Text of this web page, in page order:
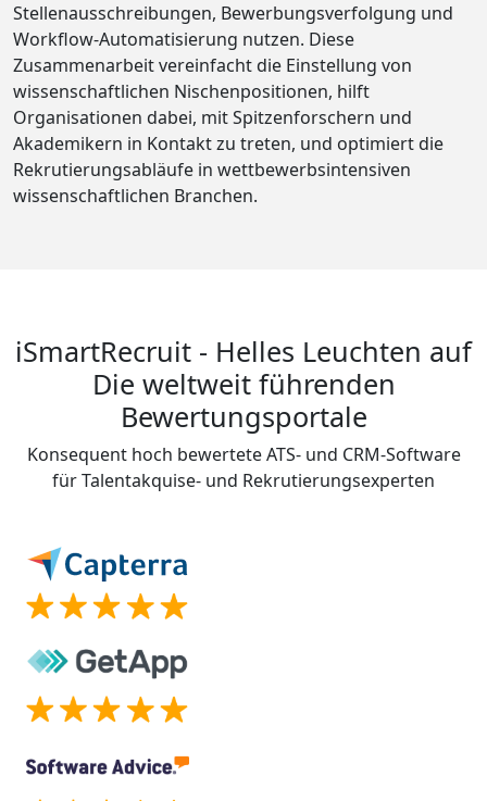
Stellenausschreibungen, Bewerbungsverfolgung und
Workflow-Automatisierung nutzen. Diese
Zusammenarbeit vereinfacht die Einstellung von
wissenschaftlichen Nischenpositionen, hilft
Organisationen dabei, mit Spitzenforschern und
Akademikern in Kontakt zu treten, und optimiert die
Rekrutierungsabläufe in wettbewerbsintensiven
wissenschaftlichen Branchen.
iSmartRecruit - Helles Leuchten auf
Die weltweit führenden
Bewertungsportale
Konsequent hoch bewertete ATS- und CRM-Software
für Talentakquise- und Rekrutierungsexperten